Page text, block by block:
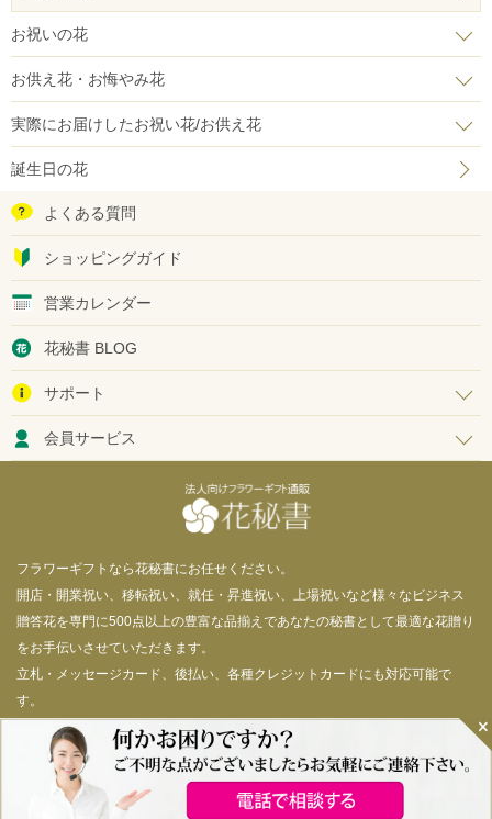
お祝いの花
お供え花・お悔やみ花
実際にお届けしたお祝い花/お供え花
誕生日の花
よくある質問
ショッピングガイド
営業カレンダー
花秘書 BLOG
サポート
会員サービス
フラワーギフトなら花秘書にお任せください。
開店・開業祝い、移転祝い、就任・昇進祝い、上場祝いなど様々なビジネス
贈答花を専門に500点以上の豊富な品揃えであなたの秘書として最適な花贈り
をお手伝いさせていただきます。
立札・メッセージカード、後払い、各種クレジットカードにも対応可能で
す。
© 花秘書